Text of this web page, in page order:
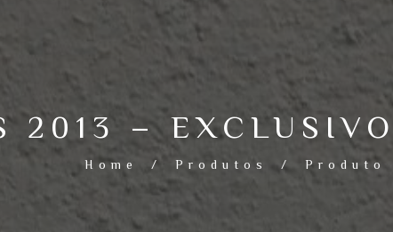
2013 –
Home / Produtos / Produto